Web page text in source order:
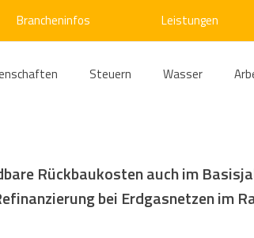
Brancheninfos Leistungen
Steuern Wasser
Kälte Verkehr Entsorgung/Abfall
Rückbaukosten auch im
bei Erdgasnetzen im